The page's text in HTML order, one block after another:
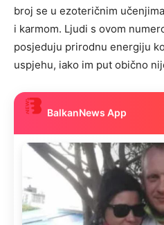
broj se u ezoteričnim
i karmom. Ljudi s ovom
posjeduju prirodnu energiju
uspjehu, iako im put obično
BalkanNews App